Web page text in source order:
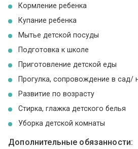
Кормление ребенка
Купание ребенка
Мытье детской посуды
Подготовка к школе
Приготовление детской еды
Прогулка, сопровождение в сад/
Развитие по возрасту
Стирка, глажка детского белья
Уборка детской комнаты
Дополнительные обязанности: